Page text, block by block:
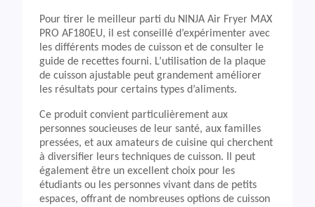
Pour tirer le meilleur parti du NINJA Air Fryer MAX
PRO AF180EU, il est conseillé d’expérimenter avec
les différents modes de cuisson et de consulter le
guide de recettes fourni. L’utilisation de la plaque
de cuisson ajustable peut grandement améliorer
les résultats pour certains types d’aliments.
Ce produit convient particulièrement aux
personnes soucieuses de leur santé, aux familles
pressées, et aux amateurs de cuisine qui cherchent
à diversifier leurs techniques de cuisson. Il peut
également être un excellent choix pour les
étudiants ou les personnes vivant dans de petits
espaces, offrant de nombreuses options de cuisson